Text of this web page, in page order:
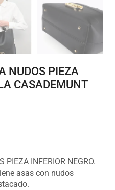
NUDOS PIEZA
CASADEMUNT
PIEZA INFERIOR NEGRO.
asas con nudos